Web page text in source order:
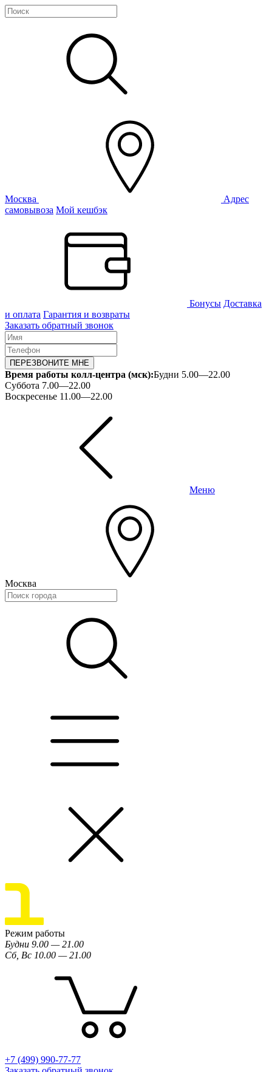
Москва
Адрес
самовывоза Мой кешбэк
Бонусы Доставка
и оплата Гарантия и возвраты
Заказать обратный звонок
ПЕРЕЗВОНИТЕ МНЕ
Время работы колл-центра (мск):Будни 5.00—22.00
Суббота 7.00—22.00
Воскресенье 11.00—22.00
Меню
Москва
Режим работы
Будни 9.00 — 21.00
Сб, Вс 10.00 — 21.00
+7 (499) 990-77-77